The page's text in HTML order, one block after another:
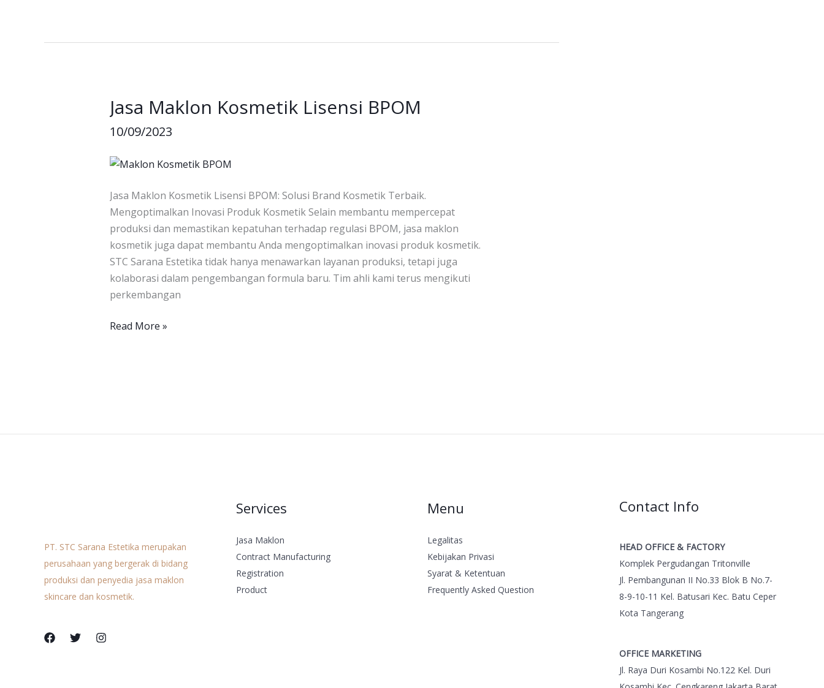
Jasa Maklon Kosmetik Lisensi BPOM
10/09/2023
Jasa Maklon Kosmetik Lisensi BPOM: Solusi Brand Kosmetik Terbaik.
Mengoptimalkan Inovasi Produk Kosmetik Selain membantu mempercepat
produksi dan memastikan kepatuhan terhadap regulasi BPOM, jasa maklon
kosmetik juga dapat membantu Anda mengoptimalkan inovasi produk kosmetik.
STC Sarana Estetika tidak hanya menawarkan layanan produksi, tetapi juga
kolaborasi dalam pengembangan formula baru. Tim ahli kami terus mengikuti
perkembangan
Jasa
Maklon
Kosmetik
BPOM
Read More »
PT. STC Sarana Estetika merupakan
perusahaan yang bergerak di bidang
produksi dan penyedia jasa maklon
skincare dan kosmetik.
Services
Jasa Maklon
Contract Manufacturing
Registration
Product
Menu
Legalitas
Kebijakan Privasi
Syarat & Ketentuan
Frequently Asked Question
Contact Info
HEAD OFFICE & FACTORY
Komplek Pergudangan Tritonville
Jl. Pembangunan II No.33 Blok B No.7-
8-9-10-11 Kel. Batusari Kec. Batu Ceper
Kota Tangerang
OFFICE MARKETING
Jl. Raya Duri Kosambi No.122 Kel. Duri